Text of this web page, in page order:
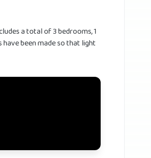
a total of 3 bedrooms, 1
have been made so that light